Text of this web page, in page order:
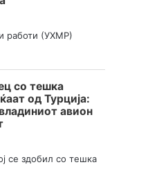
работи (УХМР)
со тешка
од Турција:
авион
се здобил со тешка